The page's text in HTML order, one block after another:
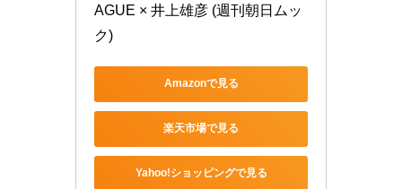
AGUE × 井上雄彦 (週刊朝日ムッ
ク)
Amazonで見る
楽天市場で見る
Yahoo!ショッピングで見る